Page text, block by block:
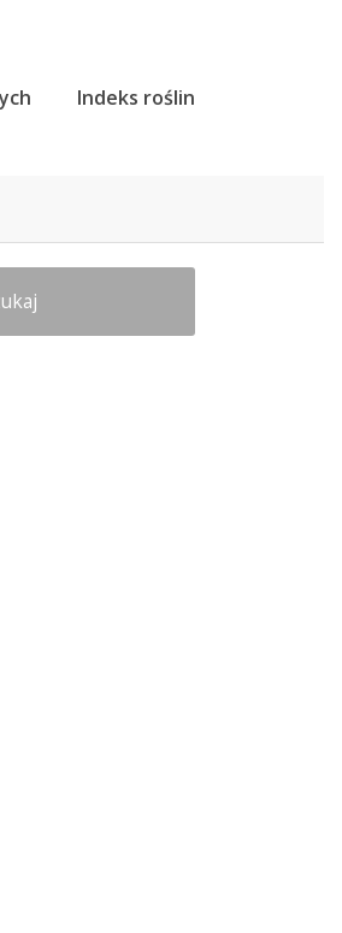
Indeks roślin